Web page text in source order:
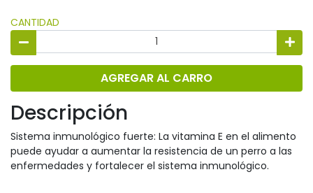
CANTIDAD
AGREGAR AL CARRO
Descripción
Sistema inmunológico fuerte: La vitamina E en el alimento
puede ayudar a aumentar la resistencia de un perro a las
enfermedades y fortalecer el sistema inmunológico.